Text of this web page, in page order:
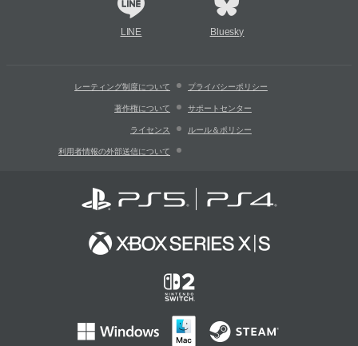
LINE Bluesky
レーティング制度について プライバシーポリシー
著作権について サポートセンター
ライセンス ルール＆ポリシー
利用者情報の外部送信について